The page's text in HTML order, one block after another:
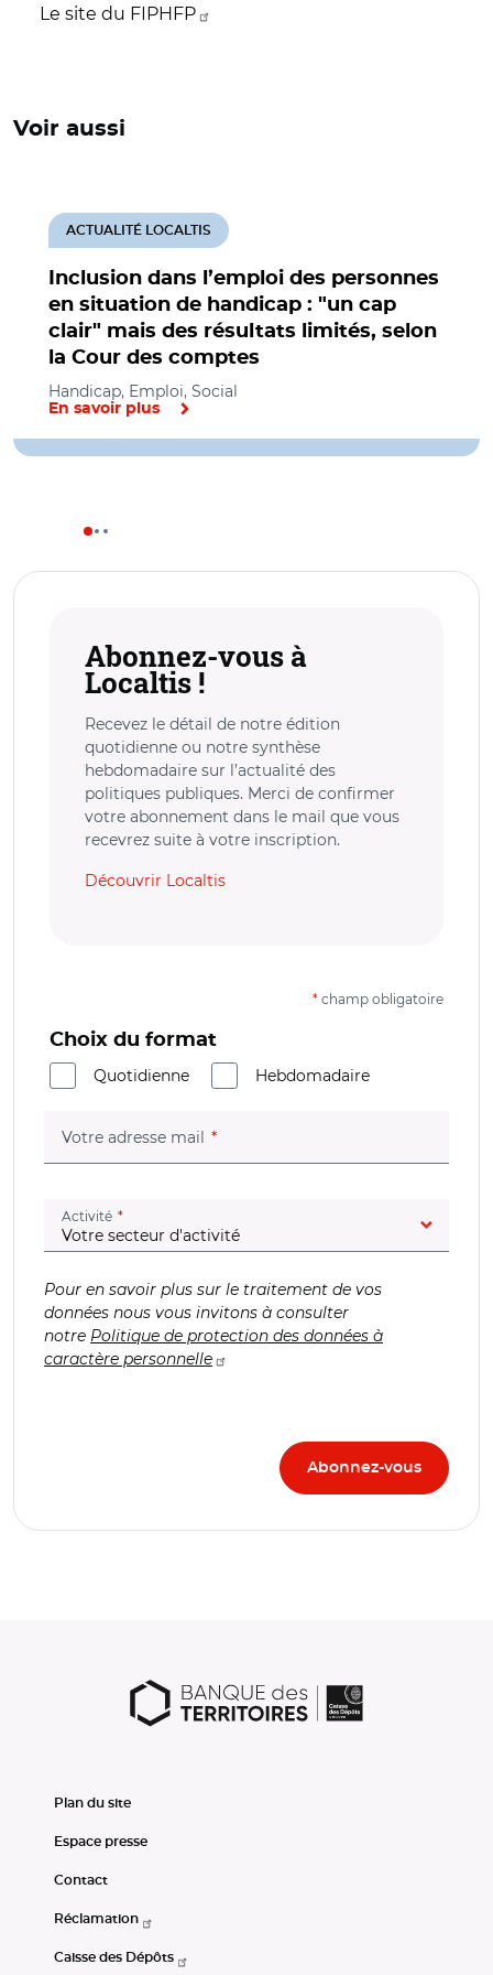
Le site du FIPHFP
Voir aussi
Inclusion dans l’emploi des personnes
en situation de handicap : "un cap
clair" mais des résultats limités, selon
la Cour des comptes
ACTUALITÉ LOCALTIS
Handicap, Emploi, Social
En savoir plus
Abonnez-vous à
Localtis !
Recevez le détail de notre édition
quotidienne ou notre synthèse
hebdomadaire sur l’actualité des
politiques publiques. Merci de confirmer
votre abonnement dans le mail que vous
recevrez suite à votre inscription.
Découvrir Localtis
* champ obligatoire
Choix du format
Quotidienne
Hebdomadaire
Votre adresse mail (champ obligatoire)
Activité (champ obligatoire)
Pour en savoir plus sur le traitement de vos
données nous vous invitons à consulter
notre Politique de protection des données à
caractère personnelle
Plan du site
Espace presse
Contact
Réclamation
Caisse des Dépôts